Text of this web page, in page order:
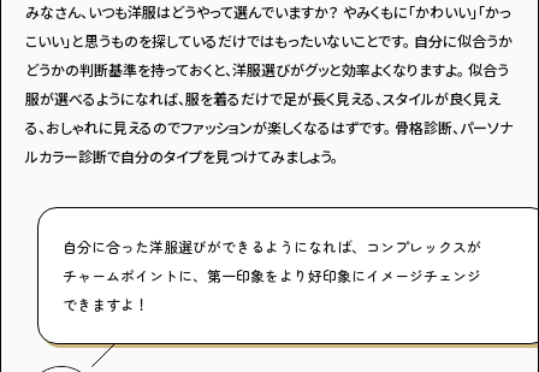
みなさん、いつも洋服はどうやって選んでいますか？ やみくもに「かわいい」「かっ
こいい」と思うものを探しているだけではもったいないことです。 自分に似合うか
どうかの判断基準を持っておくと、洋服選びがグッと効率よくなりますよ。 似合う
服が選べるようになれば、服を着るだけで足が長く見える、スタイルが良く見え
る、おしゃれに見えるのでファッションが楽しくなるはずです。 骨格診断、パーソナ
ルカラー診断で自分のタイプを見つけてみましょう。
自分に合った洋服選びができるようになれば、コンプレックスが
チャームポイントに、第一印象をより好印象にイメージチェンジ
できますよ！